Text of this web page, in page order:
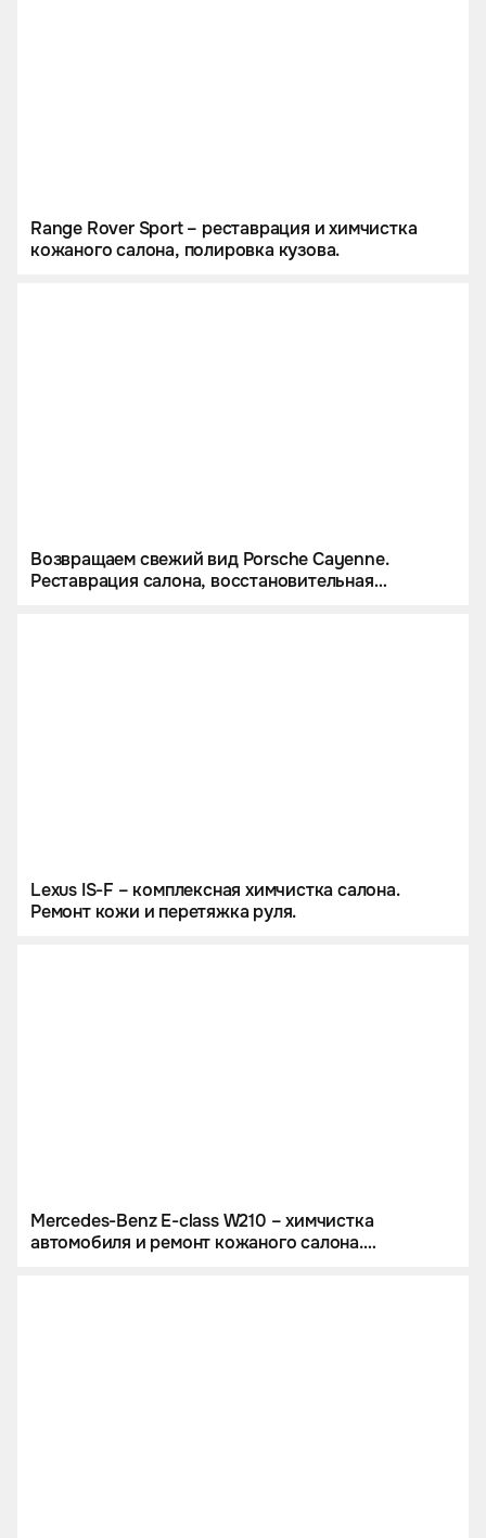
Range Rover Sport – реставрация и химчистка
кожаного салона, полировка кузова.
Возвращаем свежий вид Porsche Cayenne.
Реставрация салона, восстановительная
Lexus IS-F – комплексная химчистка салона.
Ремонт кожи и перетяжка руля.
Mercedes-Benz E-class W210 – химчистка
автомобиля и ремонт кожаного салона.